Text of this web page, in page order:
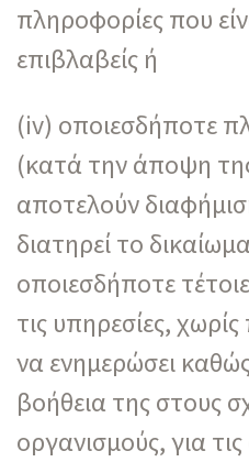
πληροφορίες που
επιβλαβείς ή
(iv) οποιεσδήποτε
(κατά την άποψη
αποτελούν
διατηρεί το
οποιεσδήποτε
τις υπηρεσίες,
να ενημερώσει
βοήθεια της στους
οργανισμούς, για